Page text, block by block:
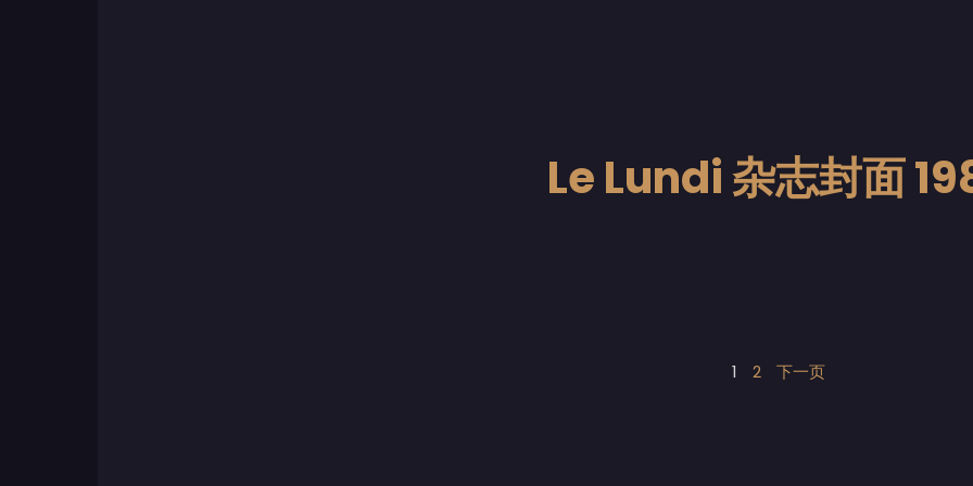
Le Lundi 杂志封面
1 2 下一页